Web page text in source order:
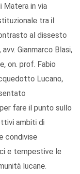
Matera in via
tra il
al dissesto
Gianmarco Blasi,
on. prof. Fabio
Lucano,
fare il punto sullo
ambiti di
condivise
e tempestive le
lucane.